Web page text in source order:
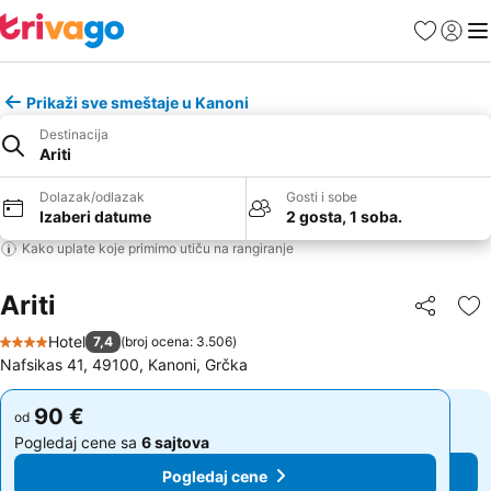
FavoritiPrijavi
Prikaži sve smeštaje u Kanoni
Destinacija
Ariti
Dolazak/odlazak
Izaberi datume
Gosti i sobe
2 gosta, 1 soba.
Kako uplate koje primimo utiču na rangiranje
Ariti Deli
4 Zvezdice
Hotel 7,4 (broj ocena: 3.506)
Nafsikas 41, 49100, Kanoni, Grčka
od 90 €
Pogledaj cene sa 6 sajtova
Pogledaj cene
od 90 €
Pogledaj cene sa 6 sajtova
Pogledaj cene